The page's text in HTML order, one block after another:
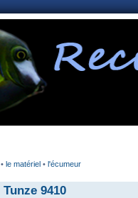
• le matériel • l'écumeur
Tunze 9410